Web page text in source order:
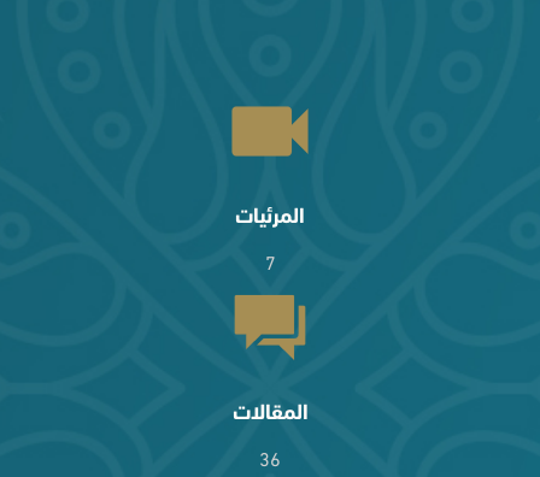
المرئيات
7
المقالات
36